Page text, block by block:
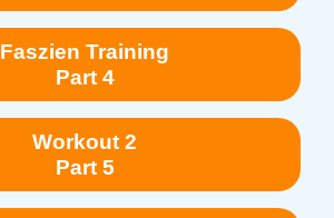
Faszien Training
Part 4
Workout 2
Part 5